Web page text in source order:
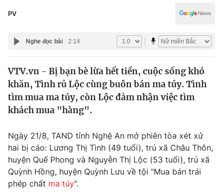
Y tế
Thế giới
Thế giới đó đây
Câu chuyện quốc tế
Kinh tế
Tài chính
Thị trường
Dữ liệu và đời sống
Đời sống
Giáo dục
PV
Nghe đọc bài 2:14
VTV.vn - Bị bạn bè lừa hết tiền, cuộc sống khó
khăn, Tình rủ Lộc cùng buôn bán ma túy. Tình
tìm mua ma túy, còn Lộc đảm nhận việc tìm
khách mua "hàng".
Ngày 21/8, TAND tỉnh Nghệ An mở phiên tòa xét xử
hai bị cáo: Lương Thị Tình (49 tuổi), trú xã Châu Thôn,
huyện Quế Phong và Nguyễn Thị Lộc (53 tuổi), trú xã
Quỳnh Hồng, huyện Quỳnh Lưu về tội "Mua bán trái
phép chất ma túy".